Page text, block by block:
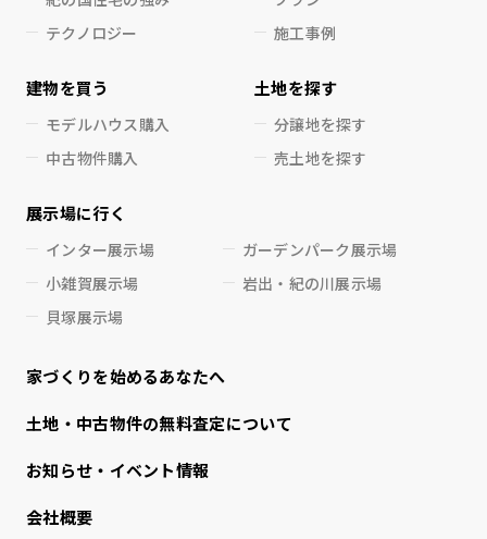
テクノロジー
施工事例
建物を買う
モデルハウス購入
中古物件購入
土地を探す
分譲地を探す
売土地を探す
展示場に行く
インター展示場
ガーデンパーク展示場
小雑賀展示場
岩出・紀の川展示場
貝塚展示場
家づくりを始めるあなたへ
⼟地・中古物件の無料査定について
お知らせ・イベント情報
会社概要